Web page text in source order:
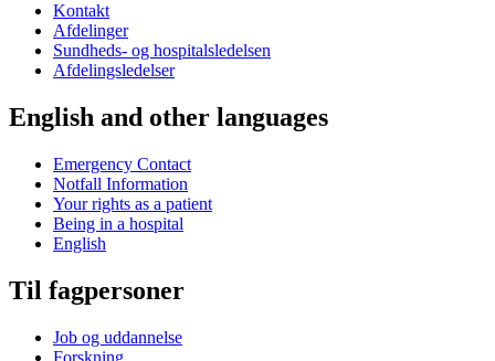
Kontakt
Afdelinger
Sundheds- og hospitalsledelsen
Afdelingsledelser
English and other languages
Emergency Contact
Notfall Information
Your rights as a patient
Being in a hospital
English
Til fagpersoner
Job og uddannelse
Forskning